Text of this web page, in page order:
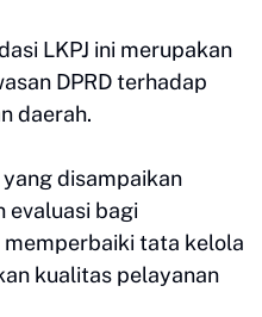
LKPJ ini merupakan
DPRD terhadap
daerah.
disampaikan
evaluasi bagi
tata kelola
kualitas pelayanan